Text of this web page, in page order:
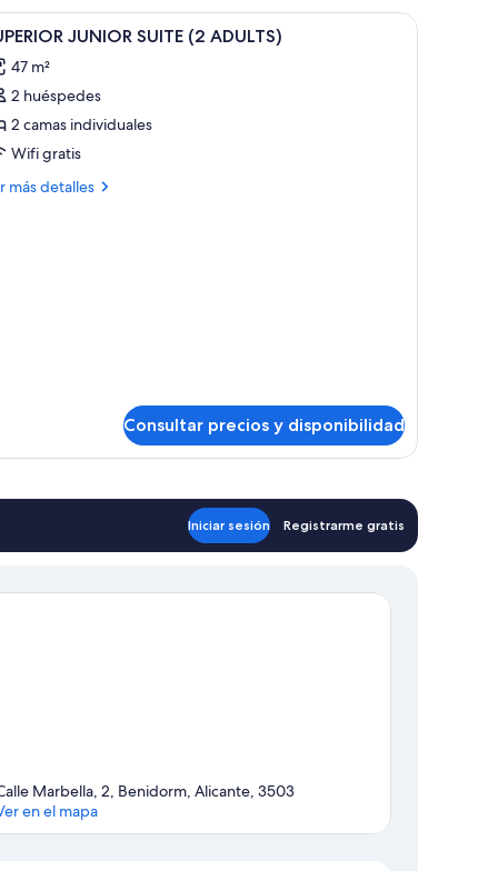
1 dormitorio, caja fuerte, escritorio
2 JUNIOR SUITE (2 ADULTS)
47 m²
2 huéspedes
2 camas individuales
Wifi gratis
más detalles
Consultar precios y disponibilidad
Iniciar sesión Registrarme gratis
Marbella, 2, Benidorm, Alicante, 3503
en el mapa